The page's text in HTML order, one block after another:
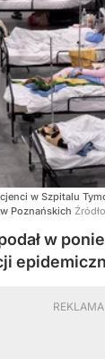
w Szpitalu
Poznańskich
w